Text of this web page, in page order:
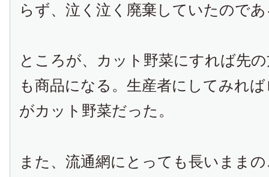
らず、泣く泣く廃棄していたので
ところが、カット野菜にすれば先
も商品になる。生産者にしてみれ
がカット野菜だった。
また、流通網にとっても長いまま